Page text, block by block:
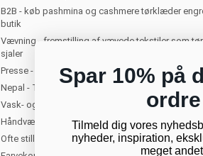
B2B - køb pashmina og cashmere tørklæder
butik
Vævning - fremstilling af vævede tekstiler som
sjaler
Presse - PashminaWear i medierne
Nepal - Turist i Kathmandu. Om at rejse til Nepal
Vask- og plejeanvisning for cashmere
Håndvævede tørklæder og sjaler
Ofte stillede spørgsmål om cashmere
Spar 10% på
ordre
Tilmeld dig vores
nyheder, inspiration,
meget